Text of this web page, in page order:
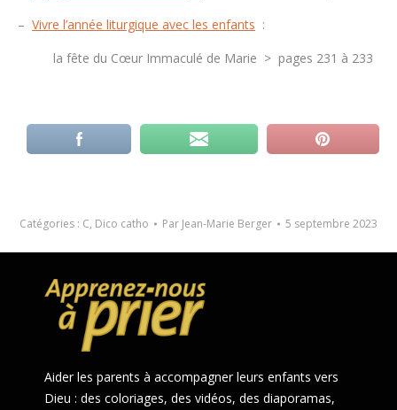
– Vivre l’année liturgique avec les enfants :
la fête du Cœur Immaculé de Marie > pages 231 à 233
Catégories : C, Dico catho Par Jean-Marie Berger 5 septembre 2023
Aider les parents à accompagner leurs enfants vers
Dieu : des coloriages, des vidéos, des diaporamas,